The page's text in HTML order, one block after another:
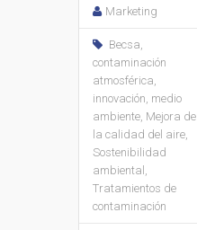
Marketing
Becsa,
contaminación
atmosférica,
innovación, medio
ambiente, Mejora de
la calidad del aire,
Sostenibilidad
ambiental ,
Tratamientos de
contaminación